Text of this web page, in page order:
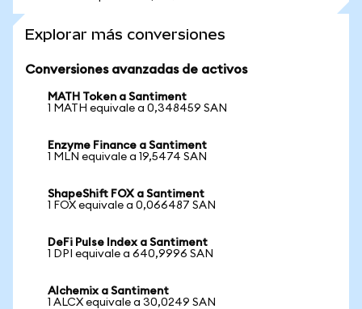
Explorar más conversiones
Conversiones avanzadas de activos
MATH Token a Santiment
1 MATH equivale a 0,348459 SAN
Enzyme Finance a Santiment
1 MLN equivale a 19,5474 SAN
ShapeShift FOX a Santiment
1 FOX equivale a 0,066487 SAN
DeFi Pulse Index a Santiment
1 DPI equivale a 640,9996 SAN
Alchemix a Santiment
1 ALCX equivale a 30,0249 SAN